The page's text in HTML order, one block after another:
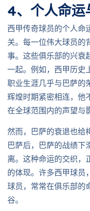
4、个人命运
西甲传奇球员的个人命
关。每一位伟大球员的
事。这些俱乐部的兴衰
一起。例如，西甲历
职业生涯几乎与巴萨的
辉煌时期紧密相连，他
在全球范围内的声望与
然而，巴萨的衰退也给
巴萨后，巴萨的战绩
离。这种命运的交织，
的体现。许多西甲球员
球员，常常在俱乐部的
谷。